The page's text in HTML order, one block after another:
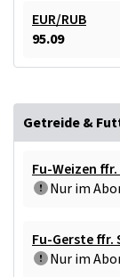
EUR/RUB
95.09
Getreide &
Fu-Weizen
Nur im
Fu-Gerste
Nur im